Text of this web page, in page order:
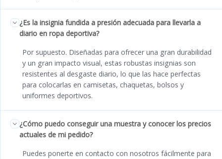
¿Es la insignia fundida a presión adecuada para llevarla a
diario en ropa deportiva?
Por supuesto. Diseñadas para ofrecer una gran durabilidad
y un gran impacto visual, estas robustas insignias son
resistentes al desgaste diario, lo que las hace perfectas
para colocarlas en camisetas, chaquetas, bolsos y
uniformes deportivos.
¿Cómo puedo conseguir una muestra y conocer los precios
actuales de mi pedido?
Puedes ponerte en contacto con nosotros fácilmente para